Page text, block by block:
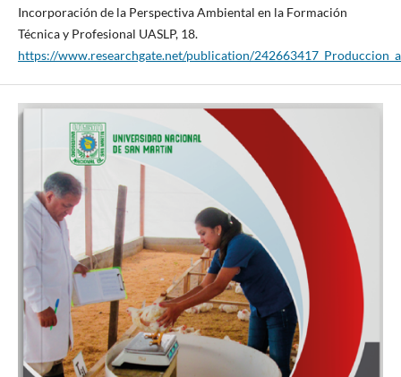
Incorporación de la Perspectiva Ambiental en la Formación
Técnica y Profesional UASLP, 18.
https://www.researchgate.net/publication/